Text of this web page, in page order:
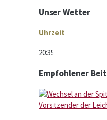
Unser Wetter
Uhrzeit
20:35
Empfohlener